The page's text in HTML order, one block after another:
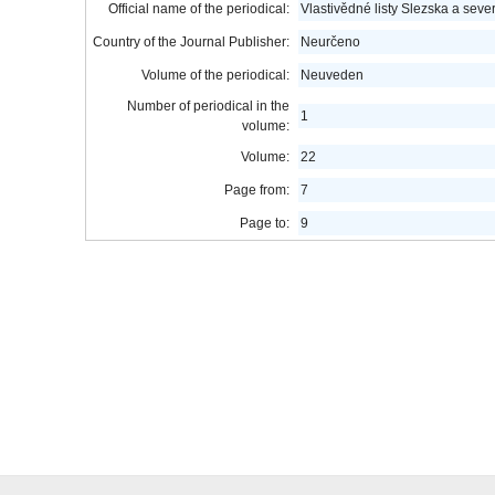
Official name of the periodical: Vlastivědné listy Slezska a
Country of the Journal Publisher: Neurčeno
Volume of the periodical:
Neuveden
Number of periodical in the
volume:
1
Volume: 22
Page from: 7
Page to: 9